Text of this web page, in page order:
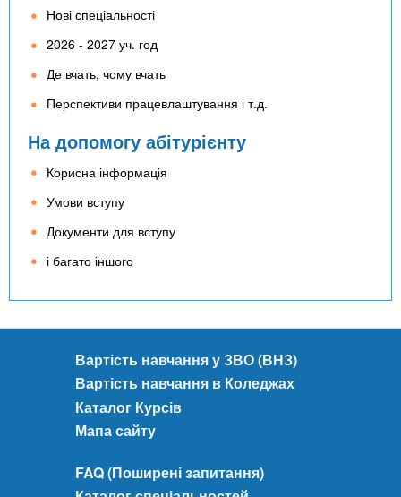
Нові спеціальності
2026 - 2027 уч. год
Де вчать, чому вчать
Перспективи працевлаштування і т.д.
На допомогу абітурієнту
Корисна інформація
Умови вступу
Документи для вступу
і багато іншого
Вартість навчання у ЗВО (ВНЗ)
Вартість навчання в Коледжах
Каталог Курсів
Мапа сайту
FAQ (Поширені запитання)